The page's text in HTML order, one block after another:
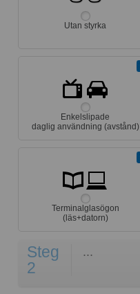
Utan styrka
Enkelslipade
daglig användning (avstånd)
Terminalglasögon
(läs+datorn)
Steg
2
...